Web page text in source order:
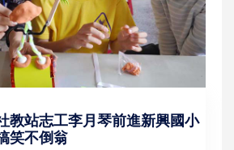
教站志工李月琴前進新興國小
笑不倒翁